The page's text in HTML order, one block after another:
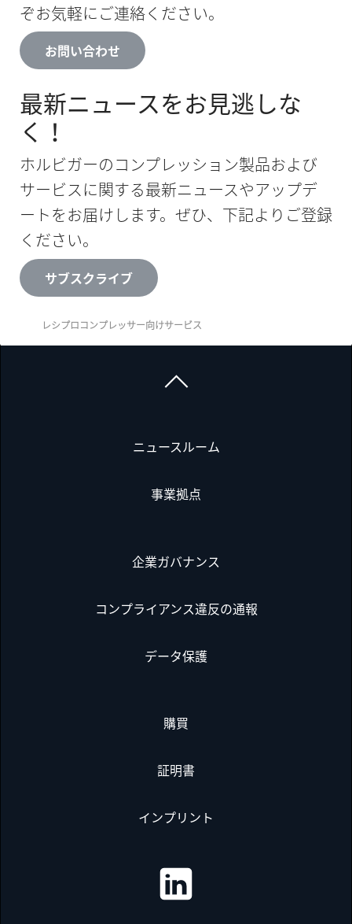
ぞお気軽にご連絡ください。
お問い合わせ
最新ニュースをお見逃しな
く！
ホルビガーのコンプレッション製品および
サービスに関する最新ニュースやアップデ
ートをお届けします。ぜひ、下記よりご登録
ください。
サブスクライブ
レシプロコンプレッサー向けサービス
ニュースルーム
事業拠点
企業ガバナンス
コンプライアンス違反の通報
データ保護
購買
証明書
インプリント